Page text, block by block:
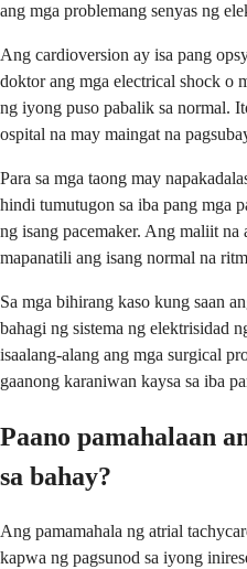
ang mga problemang senyas ng
Ang cardioversion ay isa pang
doktor ang mga electrical shock o
ng iyong puso pabalik sa normal.
ospital na may maingat na
Para sa mga taong may
hindi tumutugon sa iba pang mga
ng isang pacemaker. Ang maliit
mapanatili ang isang normal na
Sa mga bihirang kaso kung saan
bahagi ng sistema ng elektrisidad
isaalang-alang ang mga surgical
gaanong karaniwan kaysa sa iba
Paano pamahalaan
sa bahay?
Ang pamamahala ng atrial
kapwa ng pagsunod sa iyong